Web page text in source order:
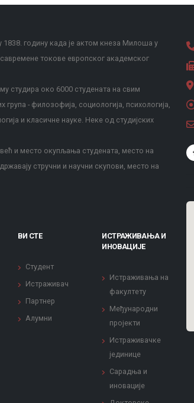
1838. годину када је актом кнеза Милоша у
токове европског академског
студира око 6000 студената на свим
- филозофија, социологија, психологија,
и класичне науке. Неке од студијских
и место окупљања студената, место на
стручни и научни скупови, место на
ВИ СТЕ
Студент
Истраживач
Партнер
Алумни
ИСТРАЖИВАЊА И
ИНОВАЦИЈЕ
Истраживања на
факултету
Међународни
пројекти
Истраживачке
јединице
Сарадња и
иновације